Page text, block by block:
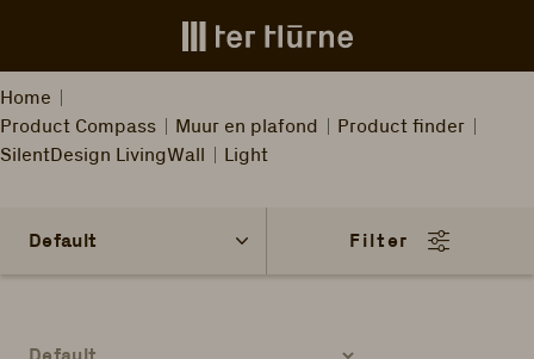
Skip to main content
Home
Product Compass
Muur en plafond
Product finder
SilentDesign LivingWall
Light
Filter